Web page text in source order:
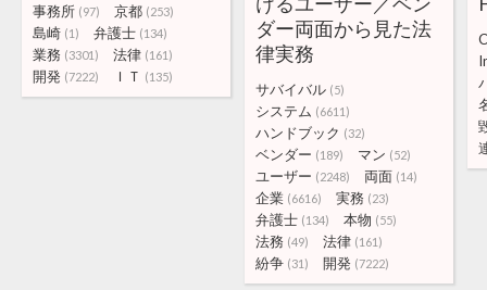
事務所 (97) 京都 (253)
島崎 (1) 弁護士 (134)
業務 (3301) 法律 (161)
開発 (7222) ＩＴ (135)
ダー両面から見た法
律実務
サバイバル (5)
システム (6611)
ハンドブック (32)
ベンダー (189) マン (52)
ユーザー (2248) 両面 (14)
企業 (6616) 実務 (23)
弁護士 (134) 本物 (55)
法務 (49) 法律 (161)
紛争 (31) 開発 (7222)